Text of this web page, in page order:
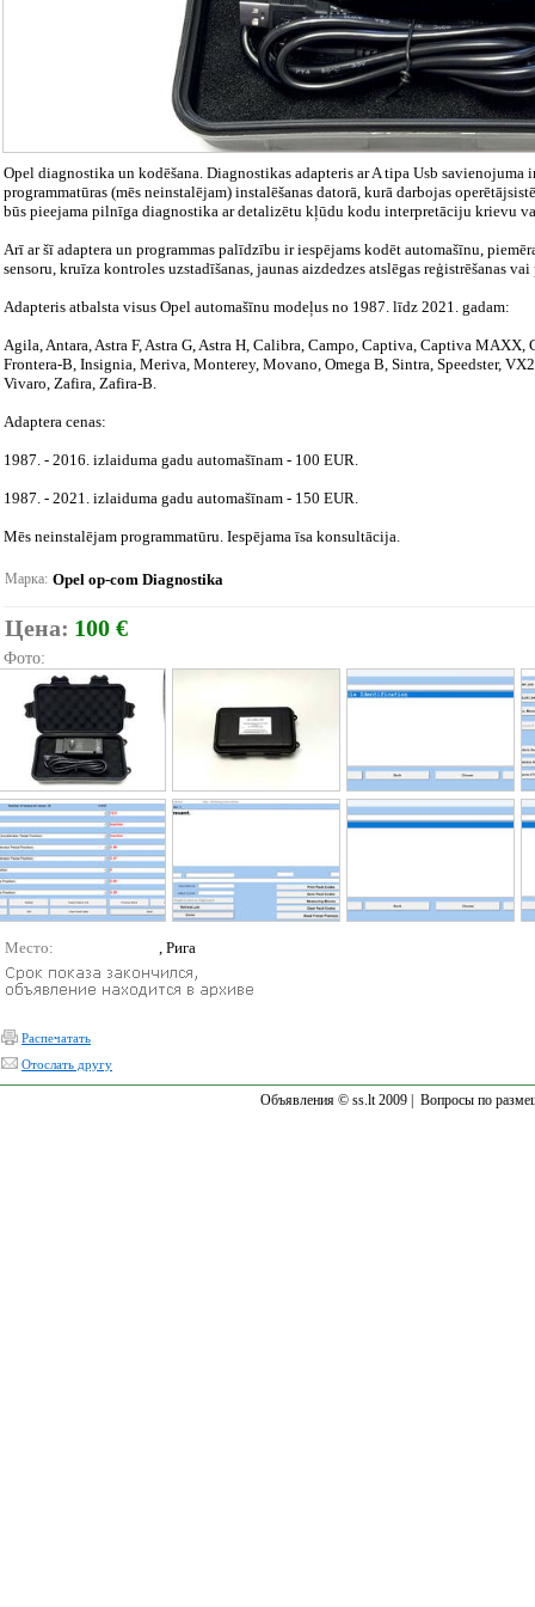
Opel diagnostika un kodēšana. Diagnostikas adapteris ar A tipa Usb savienojuma
programmatūras (mēs neinstalējam) instalēšanas datorā, kurā darbojas
būs pieejama pilnīga diagnostika ar detalizētu kļūdu kodu interpretāciju krievu
Arī ar šī adaptera un programmas palīdzību ir iespējams kodēt automašīnu,
sensoru, kruīza kontroles uzstadīšanas, jaunas aizdedzes atslēgas reģistrēšanas
Adapteris atbalsta visus Opel automašīnu modeļus no 1987. līdz 2021. gadam:
Agila, Antara, Astra F, Astra G, Astra H, Calibra, Campo, Captiva, Captiva MAXX,
Frontera-B, Insignia, Meriva, Monterey, Movano, Omega B, Sintra, Speedster,
Vivaro, Zafira, Zafira-B.
Adaptera cenas:
1987. - 2016. izlaiduma gadu automašīnam - 100 EUR.
1987. - 2021. izlaiduma gadu automašīnam - 150 EUR.
Mēs neinstalējam programmatūru. Iespējama īsa konsultācija.
Марка: Opel op-com Diagnostika
Цена: 100 €
Фото:
Место: , Рига
Распечатать
Отослать другу
Объявления © ss.lt 2009 | Вопросы по